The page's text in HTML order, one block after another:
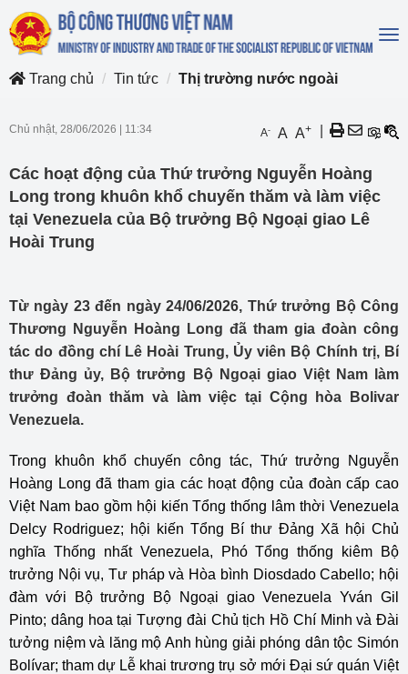
Trang chủ
Tin tức Thị trường nước ngoài
Chủ nhật, 28/06/2026 11:34 A- A A+
Các hoạt động của Thứ trưởng Nguyễn Hoàng
Long trong khuôn khổ chuyến thăm và làm việc
tại Venezuela của Bộ trưởng Bộ Ngoại giao Lê
Hoài Trung
Từ ngày 23 đến ngày 24/06/2026, Thứ trưởng Bộ Công
Thương Nguyễn Hoàng Long đã tham gia đoàn công
tác do đồng chí Lê Hoài Trung, Ủy viên Bộ Chính trị, Bí
thư Đảng ủy, Bộ trưởng Bộ Ngoại giao Việt Nam làm
trưởng đoàn thăm và làm việc tại Cộng hòa Bolivar
Venezuela.
Trong khuôn khổ chuyến công tác, Thứ trưởng Nguyễn
Hoàng Long đã tham gia các hoạt động của đoàn cấp cao
Việt Nam bao gồm hội kiến Tổng thống lâm thời Venezuela
Delcy Rodriguez; hội kiến Tổng Bí thư Đảng Xã hội Chủ
nghĩa Thống nhất Venezuela, Phó Tổng thống kiêm Bộ
trưởng Nội vụ, Tư pháp và Hòa bình Diosdado Cabello; hội
đàm với Bộ trưởng Bộ Ngoại giao Venezuela Yván Gil
Pinto; dâng hoa tại Tượng đài Chủ tịch Hồ Chí Minh và Đài
tưởng niệm và lăng mộ Anh hùng giải phóng dân tộc Simón
Bolívar; tham dự Lễ khai trương trụ sở mới Đại sứ quán Việt